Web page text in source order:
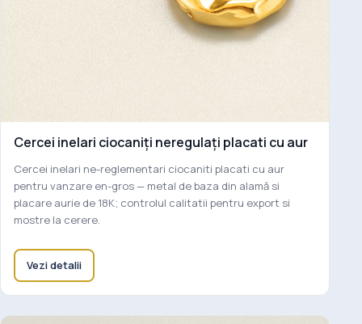
Cercei inelari ciocaniți neregulați placati cu aur
Cercei inelari ne-reglementari ciocaniti placati cu aur
pentru vanzare en-gros — metal de baza din alamă si
placare aurie de 18K; controlul calitatii pentru export si
mostre la cerere.
Vezi detalii